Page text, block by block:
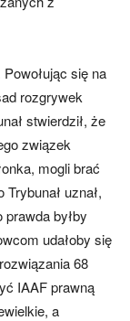
się na
rozgrywek
stwierdził, że
związek
mogli brać
uznał,
byłby
udałoby się
68
IAAF prawną
a